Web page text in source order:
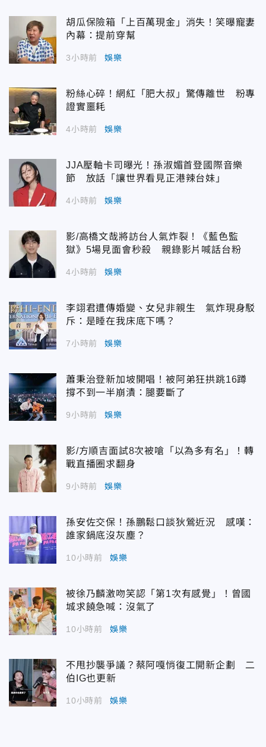
胡瓜保險箱「上百萬現金」消失！笑曝寵妻
內幕：提前穿幫
3小時前 娛樂
粉絲心碎！網紅「肥大叔」驚傳離世 粉專
證實噩耗
4小時前 娛樂
JJA壓軸卡司曝光！孫淑媚首登國際音樂
節 放話「讓世界看見正港辣台妹」
4小時前 娛樂
影/高橋文哉將訪台人氣炸裂！《藍色監
獄》5場見面會秒殺 親錄影片喊話台粉
4小時前 娛樂
李翊君遭傳婚變、女兒非親生 氣炸現身駁
斥：是睡在我床底下嗎？
7小時前 娛樂
蕭秉治登新加坡開唱！被阿弟狂拱跳16蹲
撐不到一半崩潰：腿要斷了
9小時前 娛樂
影/方順吉面試8次被嗆「以為多有名」！轉
戰直播圈求翻身
9小時前 娛樂
孫安佐交保！孫鵬鬆口談狄鶯近況 感嘆：
誰家鍋底沒灰塵？
10小時前 娛樂
被徐乃麟激吻笑認「第1次有感覺」！曾國
城求饒急喊：沒氣了
10小時前 娛樂
不甩抄襲爭議？蔡阿嘎悄復工開新企劃 二
伯IG也更新
10小時前 娛樂